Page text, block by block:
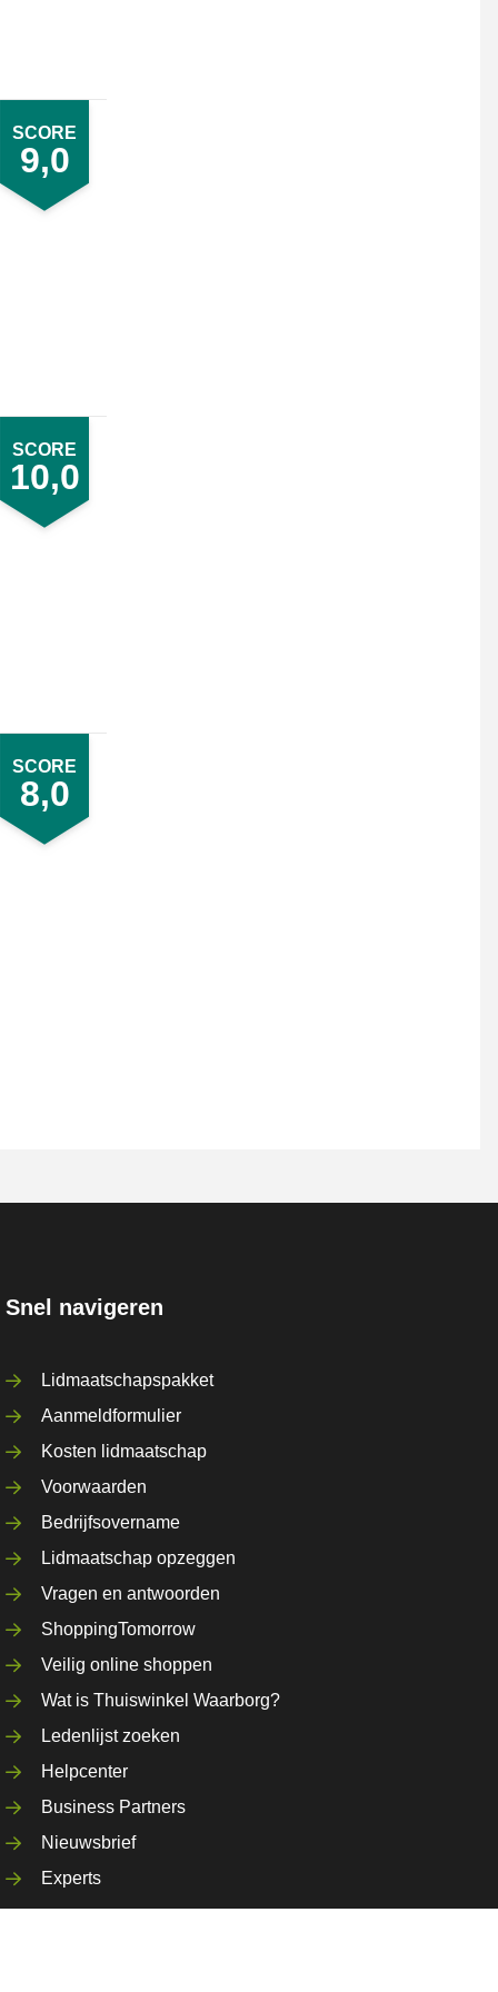
SCORE
9,0
SCORE
10,0
SCORE
8,0
Snel navigeren
Lidmaatschapspakket
Aanmeldformulier
Kosten lidmaatschap
Voorwaarden
Bedrijfsovername
Lidmaatschap opzeggen
Vragen en antwoorden
ShoppingTomorrow
Veilig online shoppen
Wat is Thuiswinkel Waarborg?
Ledenlijst zoeken
Helpcenter
Business Partners
Nieuwsbrief
Experts